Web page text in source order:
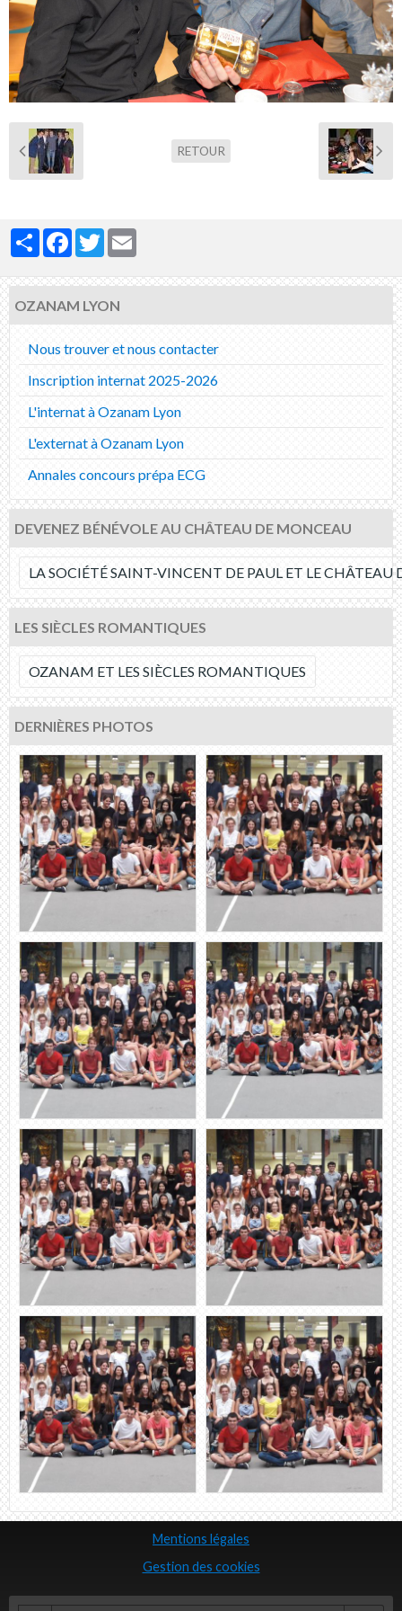
Nous contacter
RETOUR
PartagerFacebook
Twitter
OZANAM LYON
Nous trouver et nous contacter
Inscription internat 2025-2026
L'internat à Ozanam Lyon
L'externat à Ozanam Lyon
Annales concours prépa ECG
DEVENEZ BÉNÉVOLE AU CHÂTEAU DE MONCEAU
LA SOCIÉTÉ SAINT-VINCENT DE PAUL ET LE CHÂTEAU
LES SIÈCLES ROMANTIQUES
OZANAM ET LES SIÈCLES ROMANTIQUES
DERNIÈRES PHOTOS
Mentions légales
Gestion des cookies